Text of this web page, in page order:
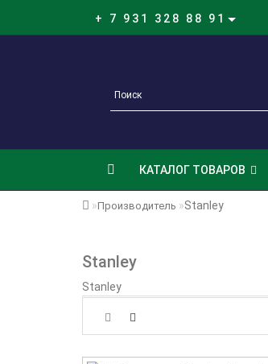
+ 7 931 328 88 91
КАТАЛОГ ТОВАРОВ
Производитель Stanley
Stanley
Stanley